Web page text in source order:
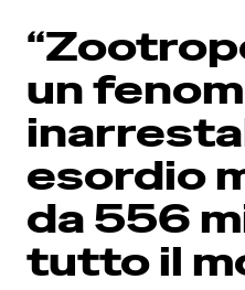
un
esordio
da 556
tutto il